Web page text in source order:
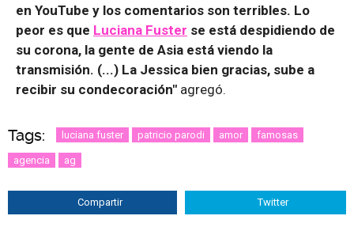
en YouTube y los comentarios son terribles. Lo
peor es que Luciana Fuster se está despidiendo de
su corona, la gente de Asia está viendo la
transmisión. (...) La Jessica bien gracias, sube a
recibir su condecoración" agregó.
Tags: luciana fuster patricio parodi amor famosas
agencia ag
Compartir Twitter